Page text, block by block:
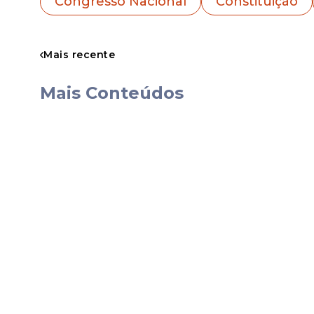
monocráticas" que, em sua avaliação,
preservação ambiental e
Mais recente
Mais Conteúdos